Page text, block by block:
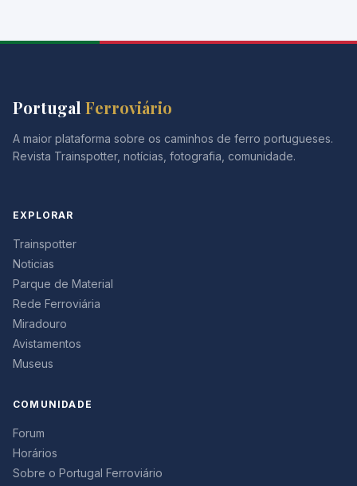
Portugal Ferroviário
A maior plataforma sobre os caminhos de ferro portugueses.
Revista Trainspotter, notícias, fotografia, comunidade.
EXPLORAR
Trainspotter
Noticias
Parque de Material
Rede Ferroviária
Miradouro
Avistamentos
Museus
COMUNIDADE
Forum
Horários
Sobre o Portugal Ferroviário